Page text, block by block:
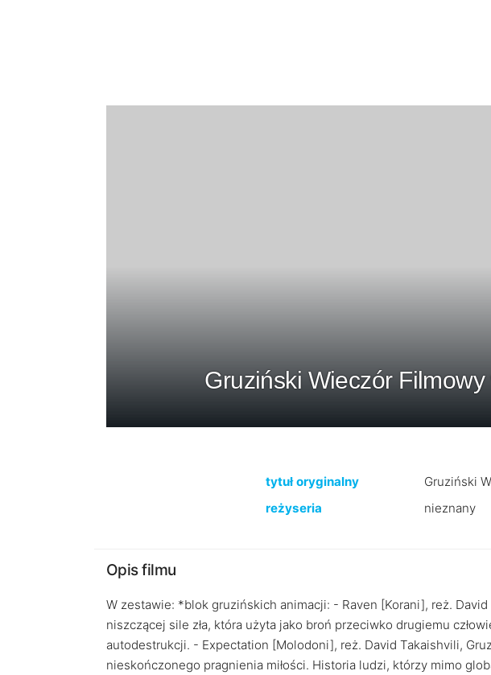
Gruziński Wieczór
tytuł oryginalny
Gruziński
reżyseria
nieznany
Opis filmu
W zestawie: *blok gruzińskich animacji: - Raven [Korani], reż. David
niszczącej sile zła, która użyta jako broń przeciwko drugiemu
autodestrukcji. - Expectation [Molodoni], reż. David Takaishvili,
nieskończonego pragnienia miłości. Historia ludzi, którzy mimo